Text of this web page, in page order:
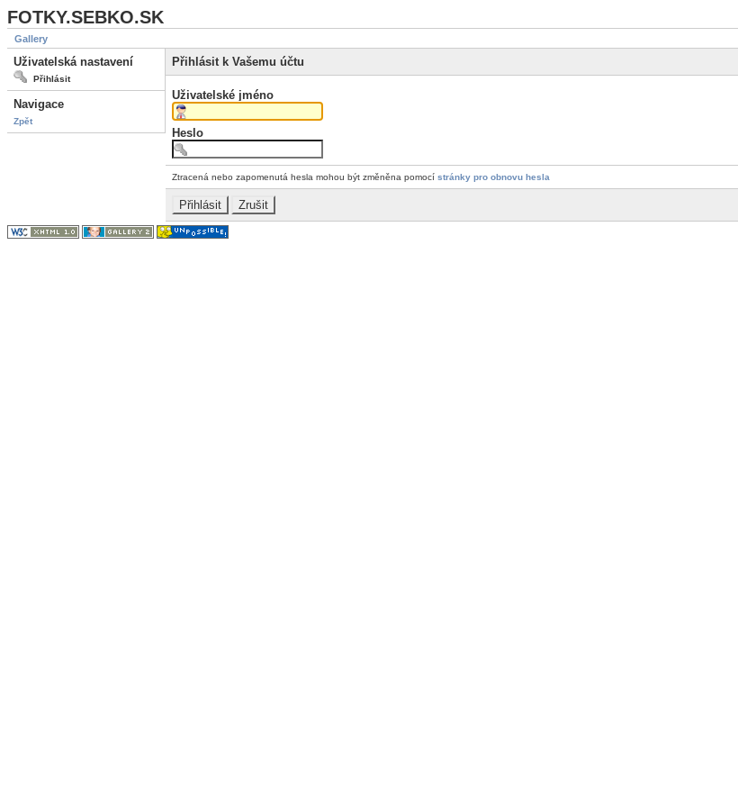
FOTKY.SEBKO.SK
Gallery
Uživatelská nastavení
Přihlásit
Navigace
Zpět
Přihlásit k Vašemu účtu
Uživatelské jméno
Heslo
Ztracená nebo zapomenutá hesla mohou být změněna pomocí stránky pro obnovu hesla